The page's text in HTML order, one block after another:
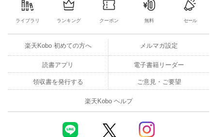
ライブラリ ランキング クーポン 無料 セール
楽天Kobo 初めての方へ メルマガ設定
読書アプリ 電子書籍リーダー
領収書を発行する ご意見・ご要望
楽天Kobo ヘルプ